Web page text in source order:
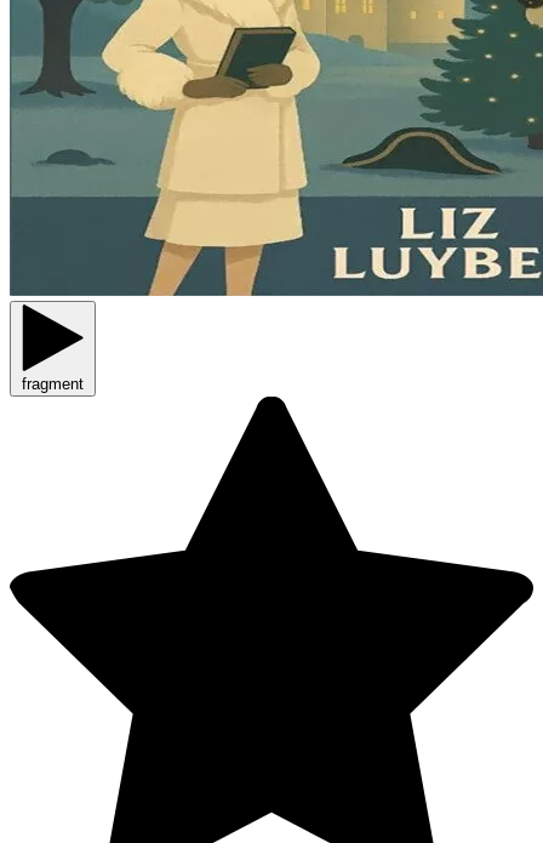
fragment